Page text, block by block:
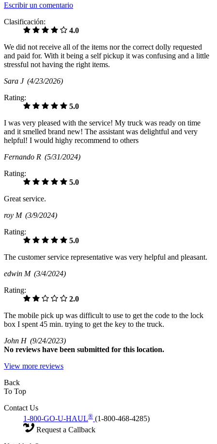
Escribir un comentario
Clasificación:
4.0
We did not receive all of the items nor the correct dolly requested
and paid for. With it being a self pickup it was confusing and a little
stressful not having the right items.
Sara J (4/23/2026)
Rating:
5.0
I was very pleased with the service! My truck was ready on time
and it smelled brand new! The assistant was delightful and very
helpful! I would highy recommend to others
Fernando R (5/31/2024)
Rating:
5.0
Great service.
roy M (3/9/2024)
Rating:
5.0
The customer service representative was very helpful and pleasant.
edwin M (3/4/2024)
Rating:
2.0
The mobile pick up was difficult to use to get the code to the lock
box I spent 45 min. trying to get the key to the truck.
John H (9/24/2023)
No reviews have been submitted for this location.
View more reviews
Back
To Top
Contact Us
1-800-GO-U-HAUL® (1-800-468-4285)
Request a Callback